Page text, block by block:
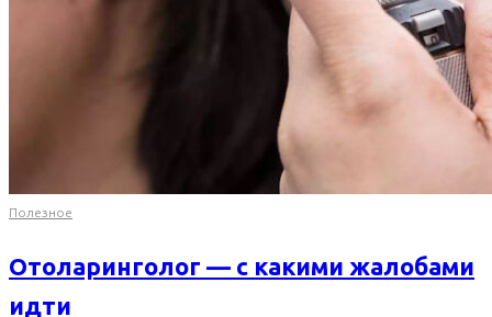
Полезное
Отоларинголог — с какими жалобами
идти